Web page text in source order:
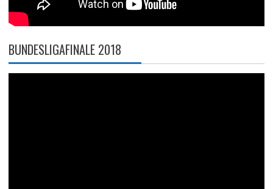
BUNDESLIGAFINALE 2018